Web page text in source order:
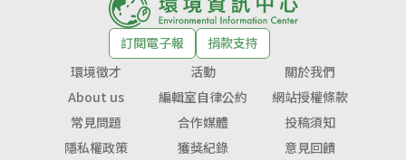
訂閱電子報
捐款支持
環境徵才
活動
關於我們
About us
編輯室自律公約
網站授權條款
常見問題
合作媒體
投稿須知
隱私權政策
獲獎紀錄 意見回饋